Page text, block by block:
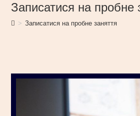
Записатися на пробне
> Записатися на пробне заняття